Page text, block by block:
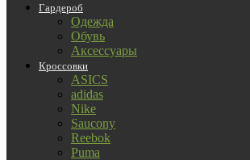
Гардероб
Одежда
Обувь
Аксессуары
Кроссовки
ASICS
adidas
Nike
Saucony
Reebok
Puma